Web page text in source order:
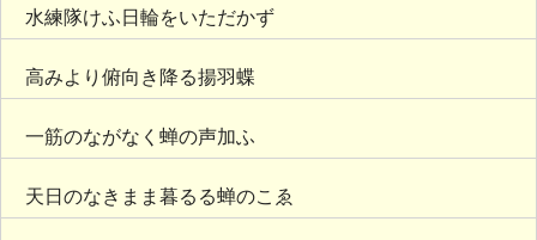
水練隊けふ日輪をいただかず
高みより俯向き降る揚羽蝶
一筋のながなく蝉の声加ふ
天日のなきまま暮るる蝉のこゑ